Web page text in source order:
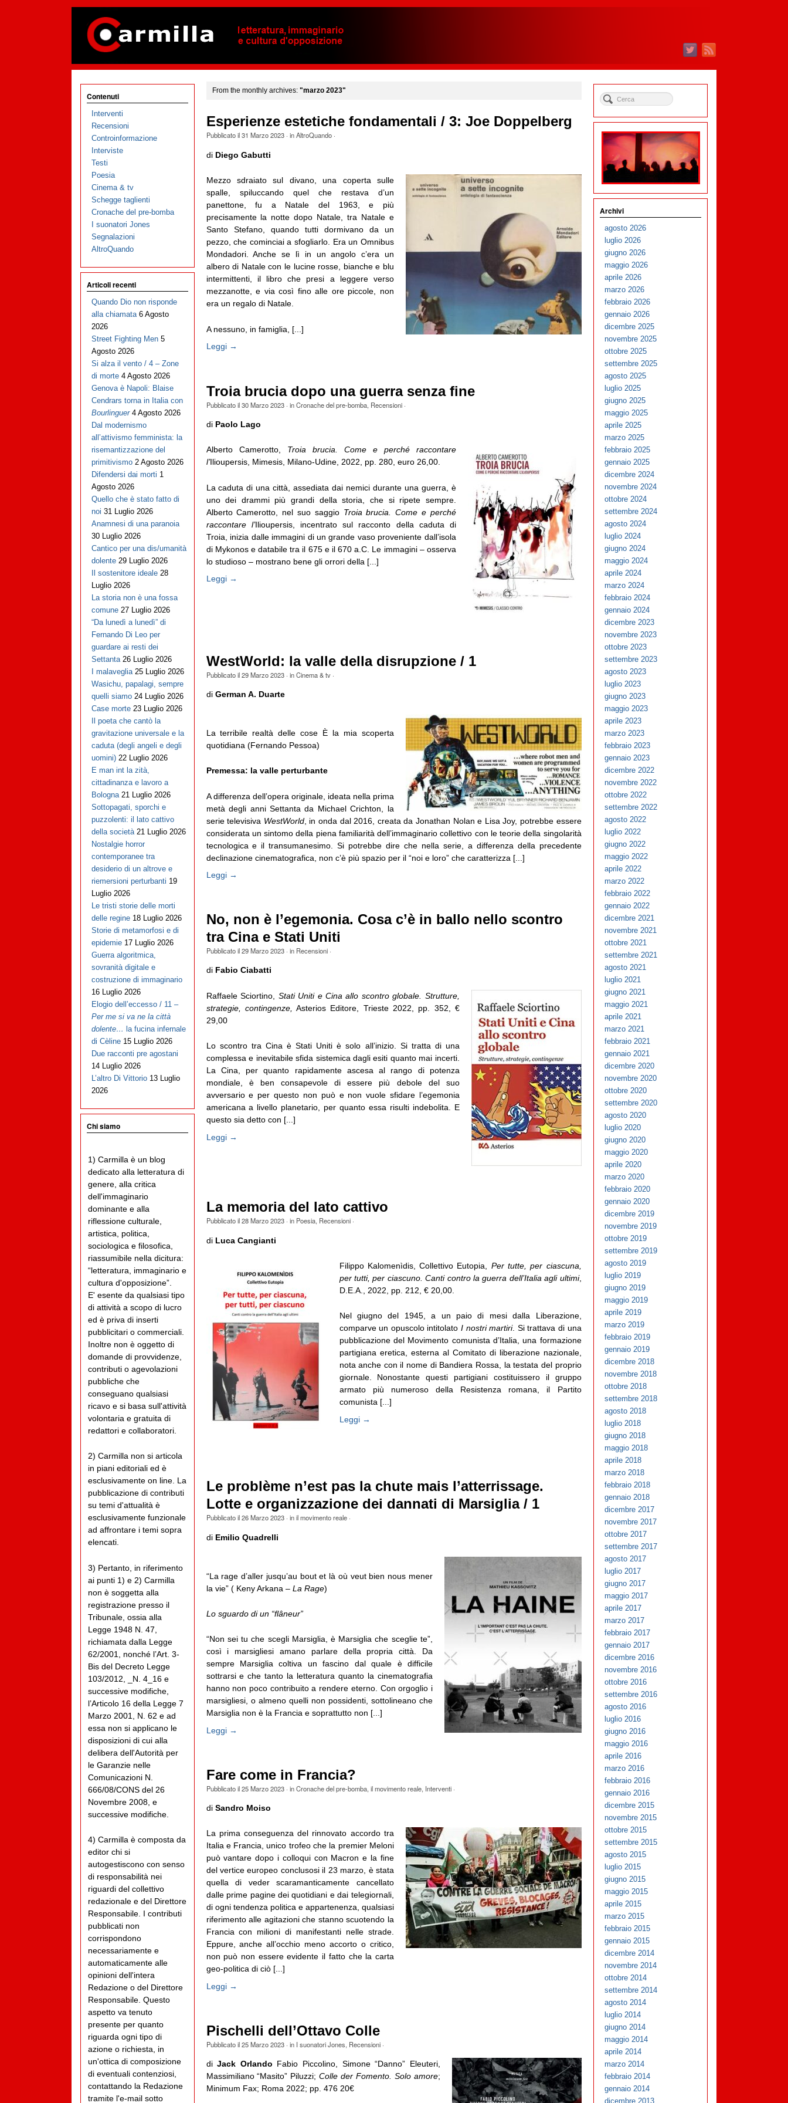
From the monthly archives: "marzo 2023"
Esperienze estetiche fondamentali / 3: Joe Doppelberg
Pubblicato il31 Marzo 2023· inAltroQuando·
di Diego Gabutti
Mezzo sdraiato sul divano, una coperta sulle
spalle, spiluccando quel che restava d’un
panettone, fu a Natale del 1963, e più
precisamente la notte dopo Natale, tra Natale e
Santo Stefano, quando tutti dormivano da un
pezzo, che cominciai a sfogliarlo. Era un Omnibus
Mondadori. Anche se lì in un angolo c’era un
albero di Natale con le lucine rosse, bianche e blu
intermittenti, il libro che presi a leggere verso
mezzanotte, e via così fino alle ore piccole, non
era un regalo di Natale.
A nessuno, in famiglia, [...]
Leggi →
Troia brucia dopo una guerra senza fine
Pubblicato il30 Marzo 2023· inCronache del pre-bomba, Recensioni·
di Paolo Lago
Alberto Camerotto, Troia brucia. Come e perché raccontare
l’Ilioupersis, Mimesis, Milano-Udine, 2022, pp. 280, euro 26,00.
La caduta di una città, assediata dai nemici durante una guerra, è
uno dei drammi più grandi della storia, che si ripete sempre.
Alberto Camerotto, nel suo saggio Troia brucia. Come e perché
raccontare l’Ilioupersis, incentrato sul racconto della caduta di
Troia, inizia dalle immagini di un grande vaso proveniente dall’isola
di Mykonos e databile tra il 675 e il 670 a.C. Le immagini – osserva
lo studioso – mostrano bene gli orrori della [...]
Leggi →
WestWorld: la valle della disrupzione / 1
Pubblicato il29 Marzo 2023· inCinema & tv·
di German A. Duarte
La terribile realtà delle cose È la mia scoperta
quotidiana (Fernando Pessoa)
Premessa: la valle perturbante
A differenza dell’opera originale, ideata nella prima
metà degli anni Settanta da Michael Crichton, la
serie televisiva WestWorld, in onda dal 2016, creata da Jonathan Nolan e Lisa Joy, potrebbe essere
considerata un sintomo della piena familiarità dell’immaginario collettivo con le teorie della singolarità
tecnologica e il transumanesimo. Si potrebbe dire che nella serie, a differenza della precedente
declinazione cinematografica, non c’è più spazio per il “noi e loro” che caratterizza [...]
Leggi →
No, non è l’egemonia. Cosa c’è in ballo nello scontro
tra Cina e Stati Uniti
Pubblicato il29 Marzo 2023· in Recensioni·
di Fabio Ciabatti
Raffaele Sciortino, Stati Uniti e Cina allo scontro globale. Strutture,
strategie, contingenze,
Asterios Editore, Trieste 2022, pp. 352, €
29,00
Lo scontro tra Cina è Stati Uniti è solo all’inizio. Si tratta di una
complessa e inevitabile sfida sistemica dagli esiti quanto mai incerti.
La Cina, per quanto rapidamente ascesa al rango di potenza
mondiale, è ben consapevole di essere più debole del suo
avversario e per questo non può e non vuole sfidare l’egemonia
americana a livello planetario, per quanto essa risulti indebolita. E
questo sia detto con [...]
Leggi →
La memoria del lato cattivo
Pubblicato il28 Marzo 2023· in Poesia, Recensioni·
di Luca Cangianti
Filippo Kalomenìdis, Collettivo Eutopia, Per tutte, per ciascuna,
per tutti, per ciascuno. Canti contro la guerra dell’Italia agli ultimi,
D.E.A., 2022, pp. 212, € 20,00.
Nel giugno del 1945, a un paio di mesi dalla Liberazione,
comparve un opuscolo intitolato I nostri martiri. Si trattava di una
pubblicazione del Movimento comunista d’Italia, una formazione
partigiana eretica, esterna al Comitato di liberazione nazionale,
nota anche con il nome di Bandiera Rossa, la testata del proprio
giornale. Nonostante questi partigiani costituissero il gruppo
armato più numeroso della Resistenza romana, il Partito
comunista [...]
Leggi →
Le problème n’est pas la chute mais l’atterrissage.
Lotte e organizzazione dei dannati di Marsiglia / 1
Pubblicato il26 Marzo 2023· inil movimento reale·
di Emilio Quadrelli
“La rage d’aller jusqu’au bout et là où veut bien nous mener
la vie” ( Keny Arkana – La Rage)
Lo sguardo di un “flâneur”
“Non sei tu che scegli Marsiglia, è Marsiglia che sceglie te”,
così i marsigliesi amano parlare della propria città. Da
sempre Marsiglia coltiva un fascino dal quale è difficile
sottrarsi e che tanto la letteratura quanto la cinematografia
hanno non poco contribuito a rendere eterno. Con orgoglio i
marsigliesi, o almeno quelli non possidenti, sottolineano che
Marsiglia non è la Francia e soprattutto non [...]
Leggi →
Fare come in Francia?
Pubblicato il25 Marzo 2023· inCronache del pre-bomba, il movimento reale, Interventi·
di Sandro Moiso
La prima conseguenza del rinnovato accordo tra
Italia e Francia, unico trofeo che la premier Meloni
può vantare dopo i colloqui con Macron e la fine
del vertice europeo conclusosi il 23 marzo, è stata
quella di veder scaramanticamente cancellato
dalle prime pagine dei quotidiani e dai telegiornali,
di ogni tendenza politica e appartenenza, qualsiasi
riferimento alle agitazioni che stanno scuotendo la
Francia con milioni di manifestanti nelle strade.
Eppure, anche all’occhio meno accorto o critico,
non può non essere evidente il fatto che la carta
geo-politica di ciò [...]
Leggi →
Pischelli dell’Ottavo Colle
Pubblicato il25 Marzo 2023· in I suonatori Jones, Recensioni·
diJack Orlando Fabio Piccolino, Simone “Danno” Eleuteri,
Massimiliano “Masito” Piluzzi;Colle der Fomento. Solo amore;
Minimum Fax; Roma 2022; pp. 476 20€
Contenuti
Interventi
Recensioni
Controinformazione
Interviste
Testi
Poesia
Cinema & tv
Schegge taglienti
Cronache del pre-bomba
I suonatori Jones
Segnalazioni
AltroQuando
Articoli recenti
Quando Dio non risponde
alla chiamata 6 Agosto
2026
Street Fighting Men 5
Agosto 2026
Si alza il vento / 4 – Zone
di morte 4 Agosto 2026
Genova è Napoli: Blaise
Cendrars torna in Italia con
Bourlinguer 4 Agosto 2026
Dal modernismo
all’attivismo femminista: la
risemantizzazione del
primitivismo 2 Agosto 2026
Difendersi dai morti 1
Agosto 2026
Quello che è stato fatto di
noi 31 Luglio 2026
Anamnesi di una paranoia
30 Luglio 2026
Cantico per una dis/umanità
dolente 29 Luglio 2026
Il sostenitore ideale 28
Luglio 2026
La storia non è una fossa
comune 27 Luglio 2026
“Da lunedì a lunedì” di
Fernando Di Leo per
guardare ai resti dei
Settanta 26 Luglio 2026
I malaveglia 25 Luglio 2026
Wasichu, papalagi, sempre
quelli siamo 24 Luglio 2026
Case morte 23 Luglio 2026
Il poeta che cantò la
gravitazione universale e la
caduta (degli angeli e degli
uomini) 22 Luglio 2026
E man int la zità,
cittadinanza e lavoro a
Bologna 21 Luglio 2026
Sottopagati, sporchi e
puzzolenti: il lato cattivo
della società 21 Luglio 2026
Nostalgie horror
contemporanee tra
desiderio di un altrove e
riemersioni perturbanti 19
Luglio 2026
Le tristi storie delle morti
delle regine 18 Luglio 2026
Storie di metamorfosi e di
epidemie 17 Luglio 2026
Guerra algoritmica,
sovranità digitale e
costruzione di immaginario
16 Luglio 2026
Elogio dell’eccesso / 11 –
Per me si va ne la città
dolente… la fucina infernale
di Cèline 15 Luglio 2026
Due racconti pre agostani
14 Luglio 2026
L’altro Di Vittorio 13 Luglio
2026
Chi siamo
1) Carmilla è un blog
dedicato alla letteratura di
genere, alla critica
dell'immaginario
dominante e alla
riflessione culturale,
artistica, politica,
sociologica e filosofica,
riassumibile nella dicitura:
“letteratura, immaginario e
cultura d'opposizione”.
E' esente da qualsiasi tipo
di attività a scopo di lucro
ed è priva di inserti
pubblicitari o commerciali.
Inoltre non è oggetto di
domande di provvidenze,
contributi o agevolazioni
pubbliche che
conseguano qualsiasi
ricavo e si basa sull'attività
volontaria e gratuita di
redattori e collaboratori.
2) Carmilla non si articola
in piani editoriali ed è
esclusivamente on line. La
pubblicazione di contributi
su temi d'attualità è
esclusivamente funzionale
ad affrontare i temi sopra
elencati.
3) Pertanto, in riferimento
ai punti 1) e 2) Carmilla
non è soggetta alla
registrazione presso il
Tribunale, ossia alla
Legge 1948 N. 47,
richiamata dalla Legge
62/2001, nonché l’Art. 3-
Bis del Decreto Legge
103/2012, _N. 4_16 e
successive modifiche,
l’Articolo 16 della Legge 7
Marzo 2001, N. 62 e ad
essa non si applicano le
disposizioni di cui alla
delibera dell'Autorità per
le Garanzie nelle
Comunicazioni N.
666/08/CONS del 26
Novembre 2008, e
successive modifiche.
4) Carmilla è composta da
editor chi si
autogestiscono con senso
di responsabilità nei
riguardi del collettivo
redazionale e del Direttore
Responsabile. I contributi
pubblicati non
corrispondono
necessariamente e
automaticamente alle
opinioni dell'intera
Redazione o del Direttore
Responsabile. Questo
aspetto va tenuto
presente per quanto
riguarda ogni tipo di
azione o richiesta, in
un'ottica di composizione
di eventuali contenziosi,
contattando la Redazione
tramite l'e-mail sotto
Archivi
agosto 2026
luglio 2026
giugno 2026
maggio 2026
aprile 2026
marzo 2026
febbraio 2026
gennaio 2026
dicembre 2025
novembre 2025
ottobre 2025
settembre 2025
agosto 2025
luglio 2025
giugno 2025
maggio 2025
aprile 2025
marzo 2025
febbraio 2025
gennaio 2025
dicembre 2024
novembre 2024
ottobre 2024
settembre 2024
agosto 2024
luglio 2024
giugno 2024
maggio 2024
aprile 2024
marzo 2024
febbraio 2024
gennaio 2024
dicembre 2023
novembre 2023
ottobre 2023
settembre 2023
agosto 2023
luglio 2023
giugno 2023
maggio 2023
aprile 2023
marzo 2023
febbraio 2023
gennaio 2023
dicembre 2022
novembre 2022
ottobre 2022
settembre 2022
agosto 2022
luglio 2022
giugno 2022
maggio 2022
aprile 2022
marzo 2022
febbraio 2022
gennaio 2022
dicembre 2021
novembre 2021
ottobre 2021
settembre 2021
agosto 2021
luglio 2021
giugno 2021
maggio 2021
aprile 2021
marzo 2021
febbraio 2021
gennaio 2021
dicembre 2020
novembre 2020
ottobre 2020
settembre 2020
agosto 2020
luglio 2020
giugno 2020
maggio 2020
aprile 2020
marzo 2020
febbraio 2020
gennaio 2020
dicembre 2019
novembre 2019
ottobre 2019
settembre 2019
agosto 2019
luglio 2019
giugno 2019
maggio 2019
aprile 2019
marzo 2019
febbraio 2019
gennaio 2019
dicembre 2018
novembre 2018
ottobre 2018
settembre 2018
agosto 2018
luglio 2018
giugno 2018
maggio 2018
aprile 2018
marzo 2018
febbraio 2018
gennaio 2018
dicembre 2017
novembre 2017
ottobre 2017
settembre 2017
agosto 2017
luglio 2017
giugno 2017
maggio 2017
aprile 2017
marzo 2017
febbraio 2017
gennaio 2017
dicembre 2016
novembre 2016
ottobre 2016
settembre 2016
agosto 2016
luglio 2016
giugno 2016
maggio 2016
aprile 2016
marzo 2016
febbraio 2016
gennaio 2016
dicembre 2015
novembre 2015
ottobre 2015
settembre 2015
agosto 2015
luglio 2015
giugno 2015
maggio 2015
aprile 2015
marzo 2015
febbraio 2015
gennaio 2015
dicembre 2014
novembre 2014
ottobre 2014
settembre 2014
agosto 2014
luglio 2014
giugno 2014
maggio 2014
aprile 2014
marzo 2014
febbraio 2014
gennaio 2014
dicembre 2013